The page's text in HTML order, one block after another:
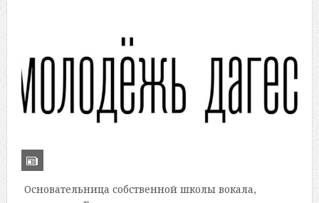
Основательница собственной школы вокала,